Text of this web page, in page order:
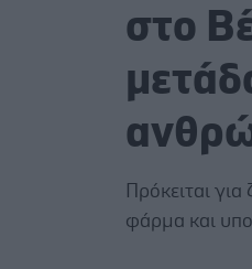
στο
Πρόκειται
φάρμα και